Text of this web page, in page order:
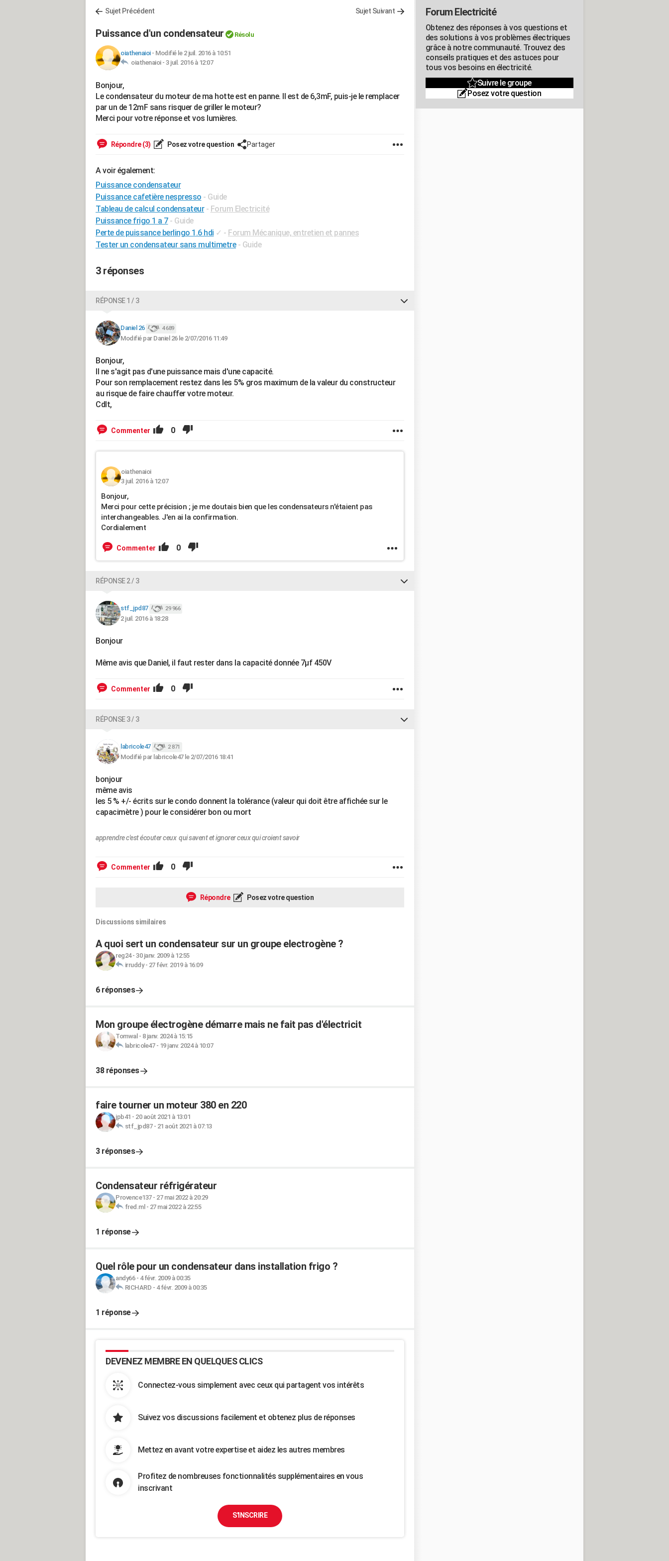
Sujet Précédent Sujet Suivant
Puissance d'un condensateur Résolu
oiathenaioi- Modifié le 2 juil. 2016 à 10:51
oiathenaioi - 3 juil. 2016 à 12:07
Bonjour,
Le condensateur du moteur de ma hotte est en panne. Il est de 6,3mF, puis-je le remplacer
par un de 12mF sans risquer de griller le moteur?
Merci pour votre réponse et vos lumières.
Répondre (3) Posez votre question Partager
A voir également:
Puissance condensateur
Puissance cafetière nespresso - Guide
Tableau de calcul condensateur - Forum Electricité
Puissance frigo 1 a 7 - Guide
Perte de puissance berlingo 1.6 hdi ✓ - Forum Mécanique, entretien et pannes
Tester un condensateur sans multimetre - Guide
3 réponses
RÉPONSE 1 / 3
Daniel 26 4 689
Modifié par Daniel 26 le 2/07/2016 11:49
Bonjour,
Il ne s'agit pas d'une puissance mais d'une capacité.
Pour son remplacement restez dans les 5% gros maximum de la valeur du constructeur
au risque de faire chauffer votre moteur.
Cdlt,
Commenter 0
oiathenaioi
3 juil. 2016 à 12:07
Bonjour,
Merci pour cette précision ; je me doutais bien que les condensateurs n'étaient pas
interchangeables. J'en ai la confirmation.
Cordialement
Commenter 0
RÉPONSE 2 / 3
stf_jpd87 29 966
2 juil. 2016 à 18:28
Bonjour
Même avis que Daniel, il faut rester dans la capacité donnée 7µf 450V
Commenter 0
RÉPONSE 3 / 3
labricole47 2 871
Modifié par labricole47 le 2/07/2016 18:41
bonjour
même avis
les 5 % +/- écrits sur le condo donnent la tolérance (valeur qui doit être affichée sur le
capacimètre ) pour le considérer bon ou mort
apprendre c'est écouter ceux qui savent et ignorer ceux qui croient savoir
Commenter 0
Répondre Posez votre question
Discussions similaires
A quoi sert un condensateur sur un groupe electrogène ?
reg24- 30 janv. 2009 à 12:55
irruddy- 27 févr. 2019 à 16:09
6 réponses
Mon groupe électrogène démarre mais ne fait pas d'électricit
Tomwal - 8 janv. 2024 à 15:15
labricole47- 19 janv. 2024 à 10:07
38 réponses
faire tourner un moteur 380 en 220
jpb41 - 20 août 2021 à 13:01
stf_jpd87- 21 août 2021 à 07:13
3 réponses
Condensateur réfrigérateur
Provence137- 27 mai 2022 à 20:29
fred.ml - 27 mai 2022 à 22:55
1 réponse
Quel rôle pour un condensateur dans installation frigo ?
andy66- 4 févr. 2009 à 00:35
RICHARD - 4 févr. 2009 à 00:35
1 réponse
DEVENEZ MEMBRE EN QUELQUES CLICS
Connectez-vous simplement avec ceux qui partagent vos intérêts
Suivez vos discussions facilement et obtenez plus de réponses
Mettez en avant votre expertise et aidez les autres membres
Profitez de nombreuses fonctionnalités supplémentaires en vous
inscrivant
S'INSCRIRE
Forum Electricité
Obtenez des réponses à vos questions et
des solutions à vos problèmes électriques
grâce à notre communauté. Trouvez des
conseils pratiques et des astuces pour
tous vos besoins en électricité.
Suivre le groupe
Posez votre question